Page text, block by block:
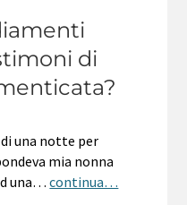
di
una notte per
mia nonna
una…continua…